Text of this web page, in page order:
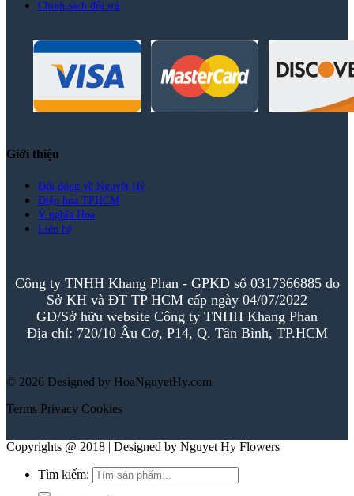
Chính sách đổi trả
Giới thiệu
Đôi dòng về Nguyệt Hỷ
Điện hoa TPHCM
Ý nghĩa Hoa
Liên hệ
Công ty TNHH Khang Phan - GPKD số 0317366885 do
Sở KH và ĐT TP HCM cấp ngày 04/07/2022
GĐ/Sở hữu website Công ty TNHH Khang Phan
Địa chỉ: 720/10 Âu Cơ, P14, Q. Tân Bình, TP.HCM
© 2026 Designed by HoaNguyetHy.com
Terms Privacy Cookies
Copyrights @ 2018 | Designed by Nguyet Hy Flowers
Tìm kiếm: